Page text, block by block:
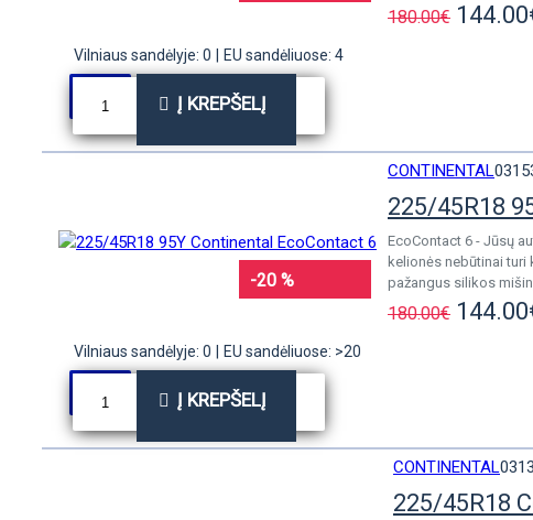
180.00€
Vilniaus sandėlyje: 0 EU sandėliuose: 4
Į KREPŠELĮ
-20 %
CONTINENTAL
225/45R18
EcoContact 6 - Jūsų
kelionės nebūtinai
pažangus silikos
180.00€
Vilniaus sandėlyje: 0 EU sandėliuose: >20
Į KREPŠELĮ
CONTINENTAL
225/45R18